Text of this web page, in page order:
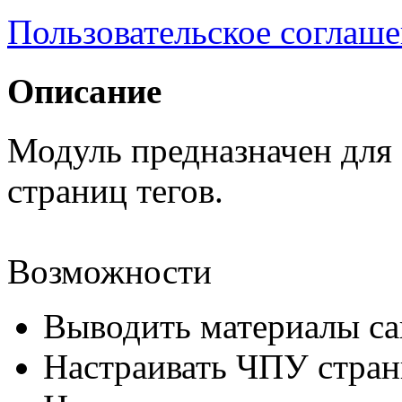
Пользовательское
Описание
Модуль предназначен
страниц тегов.
Возможности
Выводить материалы
Настраивать ЧПУ